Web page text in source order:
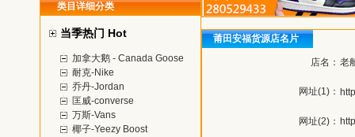
类目详细分类
当季热门 Hot
加拿大鹅 - Canada Goose
耐克-Nike
乔丹-Jordan
匡威-converse
万斯-Vans
椰子-Yeezy Boost
莆田安福货源店名片
店名： 老
网址(1)：
网址(2)：